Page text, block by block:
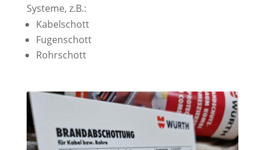
Systeme, z.B.:
Kabelschott
Fugenschott
Rohrschott